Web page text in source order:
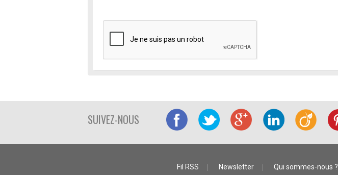
SUIVEZ-NOUS
Fil RSS Newsletter Qui sommes-nous ?